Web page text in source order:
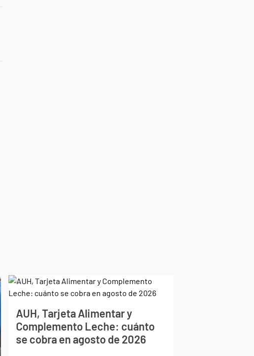
AUH, Tarjeta Alimentar y
Complemento Leche: cuánto
se cobra en agosto de 2026